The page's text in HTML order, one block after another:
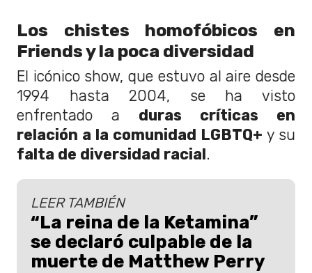
Los chistes homofóbicos en
Friends y la poca diversidad
El icónico show, que estuvo al aire desde
1994 hasta 2004, se ha visto
enfrentado a duras críticas en
relación a la comunidad LGBTQ+ y su
falta de diversidad racial.
LEER TAMBIÉN
“La reina de la Ketamina”
se declaró culpable de la
muerte de Matthew Perry